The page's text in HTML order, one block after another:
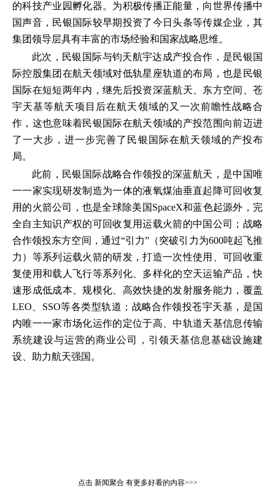
的科技产业园孵化器。为积极传播正能量，向世界传播中
国声音，民银国际较早期投资了今日头条等传媒企业，其
集团领导层具有丰富的市场经验和国家战略思维。
此次，民银国际与钧天航宇达成产投合作，是民银国
际控股集团在航天领域对低轨星座轨道的布局，也是民银
国际在短短两年内，继先后投资深蓝航天、东方空间、苍
宇天基等航天项目后在航天领域的又一次前瞻性战略合
作，这也意味着民银国际在航天领域的产投范围向前迈进
了一大步，进一步完善了民银国际在航天领域的产投布
局。
此前，民银国际战略合作领投的深蓝航天，是中国唯
一一家实现研发制造为一体的液氧煤油垂直起降可回收复
用的火箭公司，也是全球除美国SpaceX和蓝色起源外，完
全自主知识产权的可回收复用运载火箭的中国公司；战略
合作领投东方空间，通过“引力”（突破引力为600吨起飞推
力）等系列运载火箭的研发，打造一次性使用、可回收重
复使用和载人飞行等系列化、多样化的空天运输产品，快
速形成低成本、规模化、高效快捷的发射服务能力，覆盖
LEO、SSO等各类型轨道；战略合作领投苍宇天基，是国
内唯一一家市场化运作的定位于高、中轨道天基信息传输
系统建设与运营的商业公司，引领天基信息基础设施建
设、助力航天强国。
点击 新闻聚合有更多好看的内容>>>